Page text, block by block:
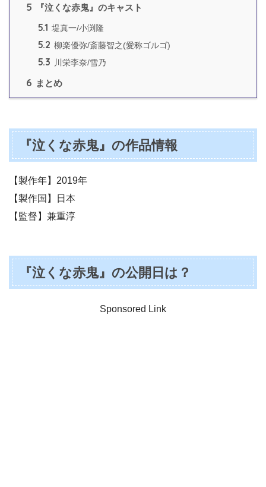
5 『泣くな赤鬼』のキャスト
5.1 堤真一/小渕隆
5.2 柳楽優弥/斎藤智之(愛称ゴルゴ)
5.3 川栄李奈/雪乃
6 まとめ
『泣くな赤鬼』の作品情報
【製作年】2019年
【製作国】日本
【監督】兼重淳
『泣くな赤鬼』の公開日は？
Sponsored Link